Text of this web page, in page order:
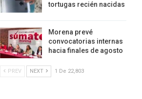
tortugas recién nacidas
Morena prevé
convocatorias internas
hacia finales de agosto
PREV NEXT 1 De 22,803